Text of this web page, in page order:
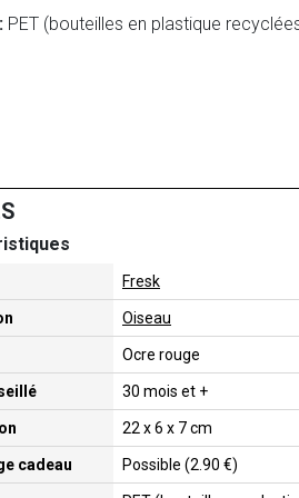
PET (bouteilles en plastique
Fresk
Oiseau
Ocre rouge
30 mois et +
22 x 6 x 7 cm
cadeau Possible (2.90 €)